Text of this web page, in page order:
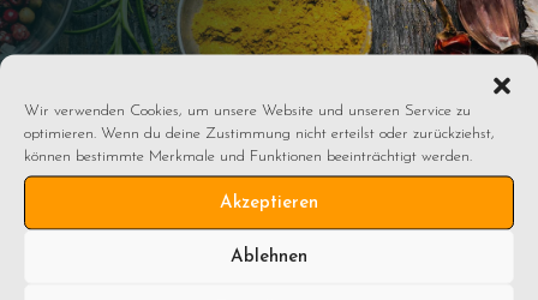
Wir verwenden Cookies, um unsere Website und unseren Service zu
optimieren. Wenn du deine Zustimmung nicht erteilst oder zurückziehst,
können bestimmte Merkmale und Funktionen beeinträchtigt werden.
Akzeptieren
Ablehnen